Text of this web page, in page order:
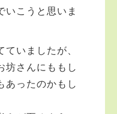
いこうと思いま
いましたが、
坊さんにももし
あったのかもし